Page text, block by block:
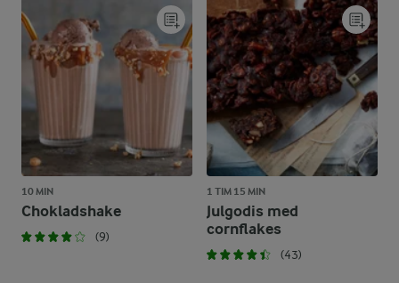
10 MIN
Chokladshake
(9)
1 TIM 15 MIN
Julgodis med
cornflakes
(43)